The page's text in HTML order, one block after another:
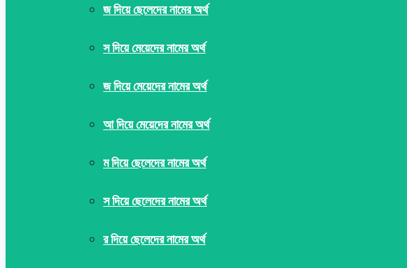
জ দিয়ে ছেলেদের নামের অর্থ
স দিয়ে মেয়েদের নামের অর্থ
জ দিয়ে মেয়েদের নামের অর্থ
আ দিয়ে মেয়েদের নামের অর্থ
ম দিয়ে ছেলেদের নামের অর্থ
স দিয়ে ছেলেদের নামের অর্থ
র দিয়ে ছেলেদের নামের অর্থ